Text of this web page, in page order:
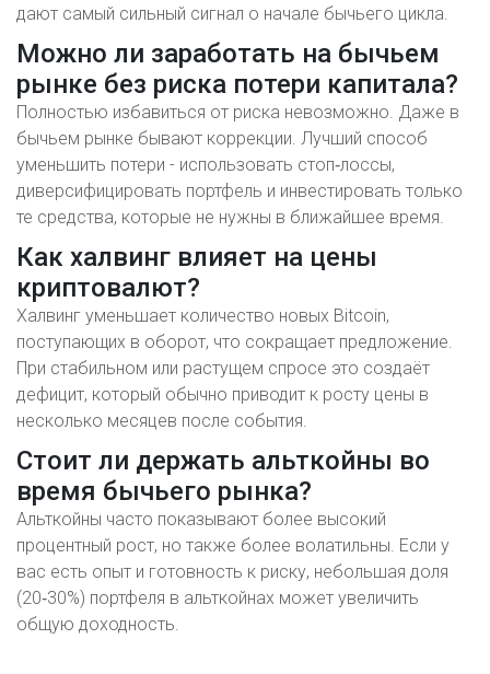
дают самый сильный сигнал о начале бычьего цикла.
Можно ли заработать на бычьем
рынке без риска потери капитала?
Полностью избавиться от риска невозможно. Даже в
бычьем рынке бывают коррекции. Лучший способ
уменьшить потери - использовать стоп‑лоссы,
диверсифицировать портфель и инвестировать только
те средства, которые не нужны в ближайшее время.
Как халвинг влияет на цены
криптовалют?
Халвинг уменьшает количество новых Bitcoin,
поступающих в оборот, что сокращает предложение.
При стабильном или растущем спросе это создаёт
дефицит, который обычно приводит к росту цены в
несколько месяцев после события.
Стоит ли держать альткойны во
время бычьего рынка?
Альткойны часто показывают более высокий
процентный рост, но также более волатильны. Если у
вас есть опыт и готовность к риску, небольшая доля
(20‑30%) портфеля в альткойнах может увеличить
общую доходность.